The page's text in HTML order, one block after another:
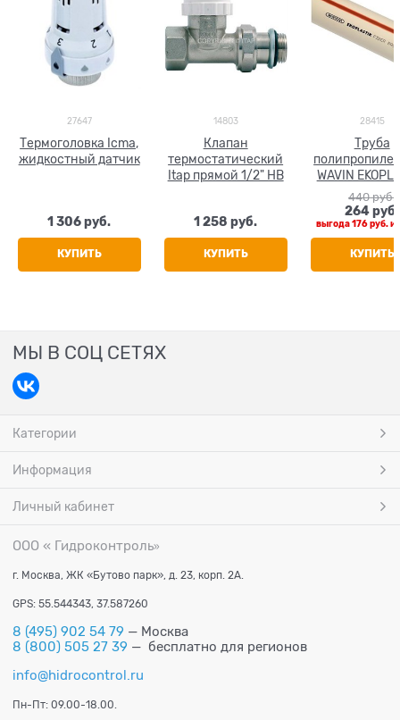
27647
Термоголовка Icma,
жидкостный датчик
1 306 руб.
КУПИТЬ
14803
Клапан
термостатический
Itap прямой 1/2" НВ
1 258 руб.
КУПИТЬ
28415
Труба
WAVIN
Fiber Basalt
волокно)
440 руб.
264 руб.
выгода176 руб.
КУПИТЬ
МЫ В СОЦ СЕТЯХ
Категории
Информация
Личный кабинет
ООО « Гидроконтроль»
г. Москва, ЖК «Бутово парк», д. 23, корп. 2А.
GPS: 55.544343, 37.587260
8 (495) 902 54 79 — Москва
8 (800) 505 27 39 — бесплатно для регионов
info@hidrocontrol.ru
Пн-Пт: 09.00-18.00.